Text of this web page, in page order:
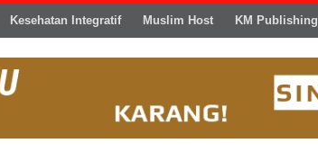
Kesehatan Integratif Muslim Host KM Publishing